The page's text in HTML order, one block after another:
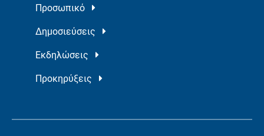
Προσωπικό
Δημοσιεύσεις
Εκδηλώσεις
Προκηρύξεις